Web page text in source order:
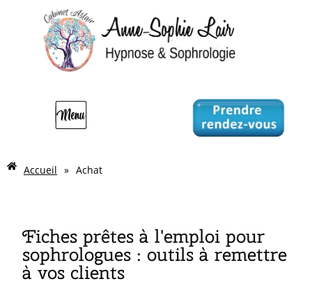
Accueil » Achat
Fiches prêtes à l'emploi pour
sophrologues : outils à remettre
à vos clients